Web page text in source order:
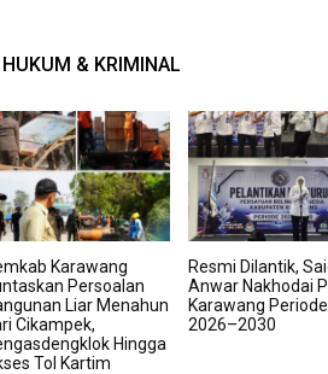
HUKUM & KRIMINAL
Karawang
Persoalan
Liar Menahun
Cikampek,
Hingga
Tol Kartim
Resmi Dilantik,
Anwar Nakhodai
Karawang Periode
2026–2030